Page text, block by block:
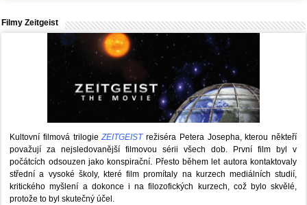
Filmy Zeitgeist
Kultovní filmová trilogieZEITGEISTrežiséra Petera Josepha, kterou někteří
považují za nejsledovanější filmovou sérii všech dob. První film byl v
počátcích odsouzen jako konspirační. Přesto během let autora kontaktovaly
střední a vysoké školy, které film promítaly na kurzech mediálních studií,
kritického myšlení a dokonce i na filozofických kurzech, což bylo skvělé,
protože to byl skutečný účel.